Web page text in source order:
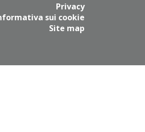
Privacy
sui cookie
Site map